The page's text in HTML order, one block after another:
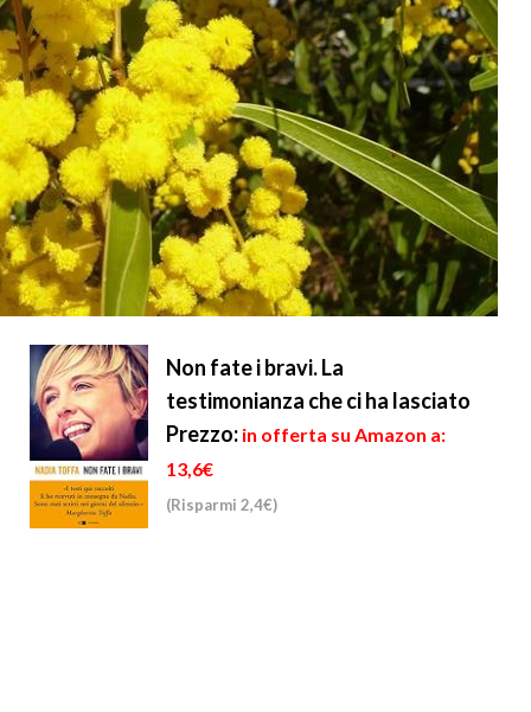
Non fate i bravi. La
testimonianza che ci ha lasciato
Prezzo: in offerta su Amazon a:
13,6€
(Risparmi 2,4€)